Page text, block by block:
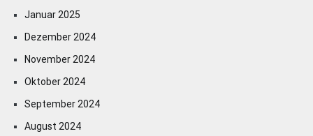
Januar 2025
Dezember 2024
November 2024
Oktober 2024
September 2024
August 2024